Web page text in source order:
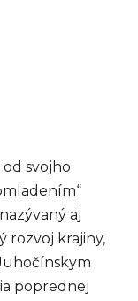
svojho
aj
rozvoj krajiny,
poprednej